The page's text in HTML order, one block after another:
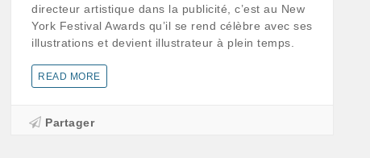
directeur artistique dans la publicité, c’est au New
York Festival Awards qu’il se rend célèbre avec ses
illustrations et devient illustrateur à plein temps.
READ MORE
Partager